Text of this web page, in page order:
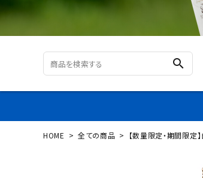
search
ログイン 新規会員登録
HOME 全ての商品 【数量限定・期間限定